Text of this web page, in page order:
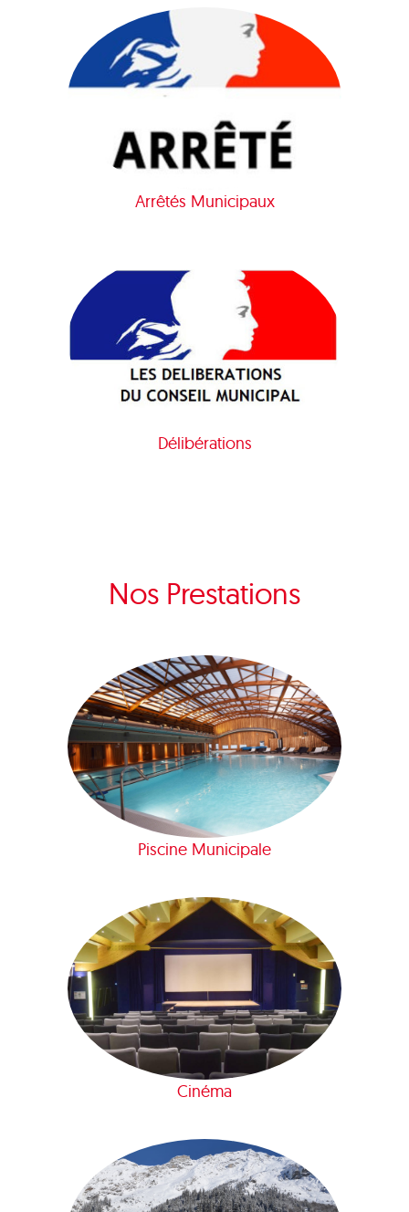
Arrêtés Municipaux
Délibérations
Nos Prestations
Piscine Municipale
Cinéma